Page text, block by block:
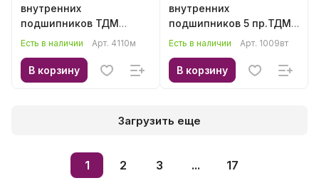
внутренних
подшипников ТДМ
4110м
Есть в наличии Арт. 4110м
В корзину
внутренних
подшипников 5 пр.ТДМ
1009вт
Есть в наличии Арт. 1009вт
В корзину
Загрузить еще
1 2 3 ... 17